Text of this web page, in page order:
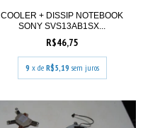
COOLER + DISSIP NOTEBOOK
SONY SVS13AB1SX...
R$46,75
9 x de R$5,19 sem juros